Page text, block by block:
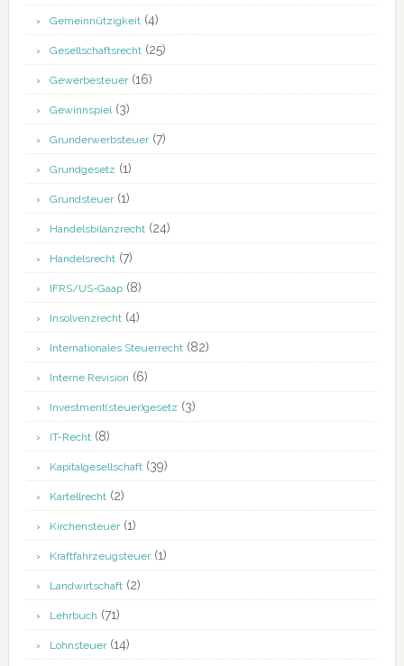
Gemeinnützigkeit(4)
Gesellschaftsrecht(25)
Gewerbesteuer(16)
Gewinnspiel(3)
Grunderwerbsteuer(7)
Grundgesetz (1)
Grundsteuer(1)
Handelsbilanzrecht(24)
Handelsrecht(7)
IFRS/US-Gaap(8)
Insolvenzrecht(4)
Internationales Steuerrecht(82)
Interne Revision (6)
Investment(steuer)gesetz (3)
IT-Recht(8)
Kapitalgesellschaft(39)
Kartellrecht(2)
Kirchensteuer(1)
Kraftfahrzeugsteuer(1)
Landwirtschaft(2)
Lehrbuch (71)
Lohnsteuer(14)